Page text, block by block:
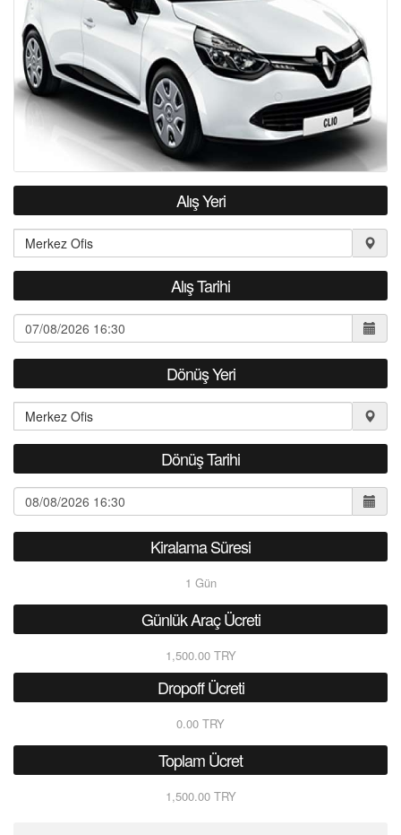
İLETİŞİM
Alış Yeri
Alış Tarihi
Dönüş Yeri
Dönüş Tarihi
Kiralama Süresi
1 Gün
Günlük Araç Ücreti
1,500.00 TRY
Dropoff Ücreti
0.00 TRY
Toplam Ücret
1,500.00 TRY